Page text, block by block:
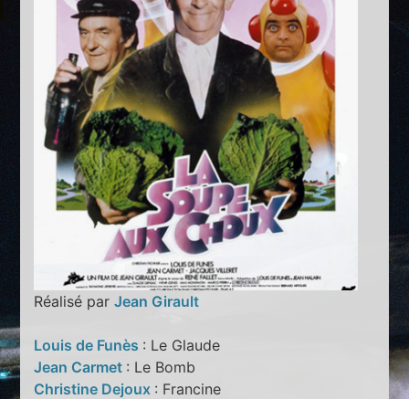
Réalisé parJean Girault
Louis de Funès : Le Glaude
Jean Carmet : Le Bomb
Christine Dejoux : Francine